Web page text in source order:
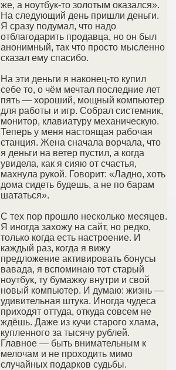
же, а ноутбук-то золотым оказался».
На следующий день пришли деньги.
Я сразу подумал, что надо
отблагодарить продавца, но он был
анонимный, так что просто мысленно
сказал ему спасибо.
На эти деньги я наконец-то купил
себе то, о чём мечтал последние лет
пять — хороший, мощный компьютер
для работы и игр. Собрал системник,
монитор, клавиатуру механическую.
Теперь у меня настоящая рабочая
станция. Жена сначала ворчала, что
я деньги на ветер пустил, а когда
увидела, как я сияю от счастья,
махнула рукой. Говорит: «Ладно, хоть
дома сидеть будешь, а не по барам
шататься».
С тех пор прошло несколько месяцев.
Я иногда захожу на сайт, но редко,
только когда есть настроение. И
каждый раз, когда я вижу
предложение активировать бонусы
вавада, я вспоминаю тот старый
ноутбук, ту бумажку внутри и свой
новый компьютер. И думаю: жизнь —
удивительная штука. Иногда чудеса
приходят оттуда, откуда совсем не
ждёшь. Даже из кучи старого хлама,
купленного за тысячу рублей.
Главное — быть внимательным к
мелочам и не проходить мимо
случайных подарков судьбы.